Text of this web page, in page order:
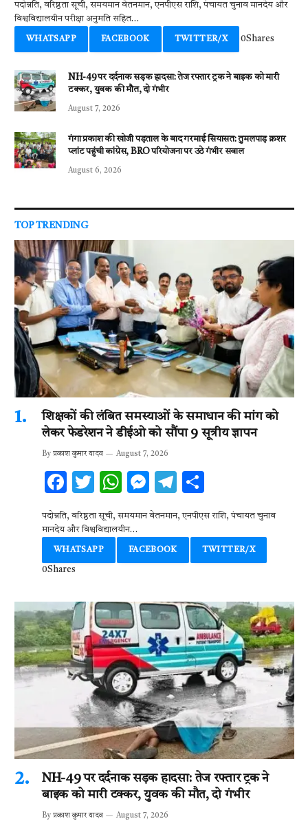
e
b
o
o
k
it
te
r
at
s
A
p
p
se
n
g
er
e
gr
a
m
ar
e
पदोन्नति, वरिष्ठता सूची, समयमान वेतनमान, एनपीएस राशि, पंचायत चुनाव मानदेय और
विश्वविद्यालयीन परीक्षा अनुमति सहित…
WHATSAPP FACEBOOK TWITTER/X 0Shares
NH-49 पर दर्दनाक सड़क हादसा: तेज रफ्तार ट्रक ने बाइक को मारी
टक्कर, युवक की मौत, दो गंभीर
August 7, 2026
गंगा प्रकाश की खोजी पड़ताल के बाद गरमाई सियासत: तुमलपाड़ क्रशर
प्लांट पहुंची कांग्रेस, BRO परियोजना पर उठे गंभीर सवाल
August 6, 2026
TOP TRENDING
शिक्षकों की लंबित समस्याओं के समाधान की मांग को
लेकर फेडरेशन ने डीईओ को सौंपा 9 सूत्रीय ज्ञापन
By प्रकाश कुमार यादव August 7, 2026
F
e
b
o
k
T
it
te
r
W
at
s
A
p
M
se
n
g
T
e
gr
a
ar
e
पदोन्नति, वरिष्ठता सूची, समयमान वेतनमान, एनपीएस राशि, पंचायत चुनाव
मानदेय और विश्वविद्यालयीन…
WHATSAPP FACEBOOK TWITTER/X
0Shares
NH-49 पर दर्दनाक सड़क हादसा: तेज रफ्तार ट्रक ने
बाइक को मारी टक्कर, युवक की मौत, दो गंभीर
By प्रकाश कुमार यादव August 7, 2026